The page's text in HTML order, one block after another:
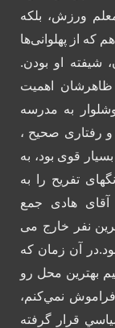
معلم ورزش، بلکه
که از پهلوانی‌ها
شیفته او بودن.
ظاهرشان اهميت
به مدرسه
و رفتاری صحيح ،
قوی بود، به
تفریح را به
هادی جمع
نفر خارج می
در آن زمان که
بهترین محل رو
نمي‌كنم،
قرار گرفته